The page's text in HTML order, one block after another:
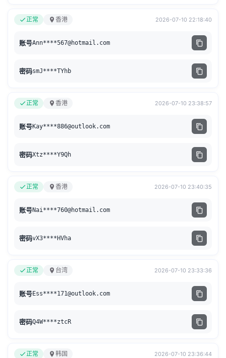
正常 香港 2026-07-10 22:18:40
账号Ann****567@hotmail.com
密码smJ****TYhb
正常 香港 2026-07-10 23:38:57
账号Kay****886@outlook.com
密码Xtz****Y9Qh
正常 香港 2026-07-10 23:40:35
账号Nai****760@hotmail.com
密码vX3****HVha
正常 台湾 2026-07-10 23:33:36
账号Ess****171@outlook.com
密码Q4W****ztcR
正常 韩国 2026-07-10 23:36:44